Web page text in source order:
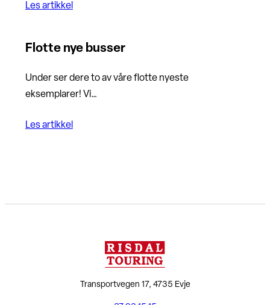
Les artikkel
Flotte nye busser
Under ser dere to av våre flotte nyeste
eksemplarer! Vi…
Les artikkel
Transportvegen 17, 4735 Evje